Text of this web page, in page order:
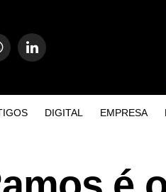
DIGITAL EMPRESA